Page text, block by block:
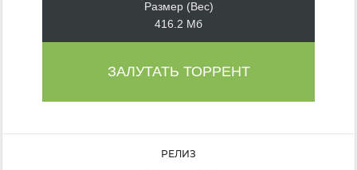
Размер (Вес)
416.2 Мб
ЗАЛУТАТЬ ТОРРЕНТ
РЕЛИЗ